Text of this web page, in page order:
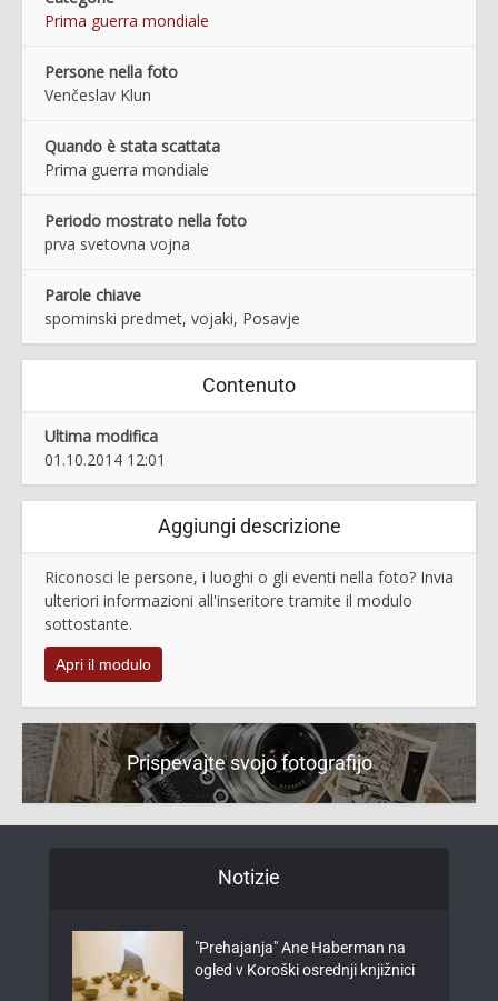
Prima guerra mondiale
Persone nella foto
Venčeslav Klun
Quando è stata scattata
Prima guerra mondiale
Periodo mostrato nella foto
prva svetovna vojna
Parole chiave
spominski predmet, vojaki, Posavje
Contenuto
Ultima modifica
01.10.2014 12:01
Aggiungi descrizione
Riconosci le persone, i luoghi o gli eventi nella foto? Invia
ulteriori informazioni all'inseritore tramite il modulo
sottostante.
Apri il modulo
Prispevajte svojo fotografijo
Notizie
"Prehajanja" Ane Haberman na
ogled v Koroški osrednji knjižnici